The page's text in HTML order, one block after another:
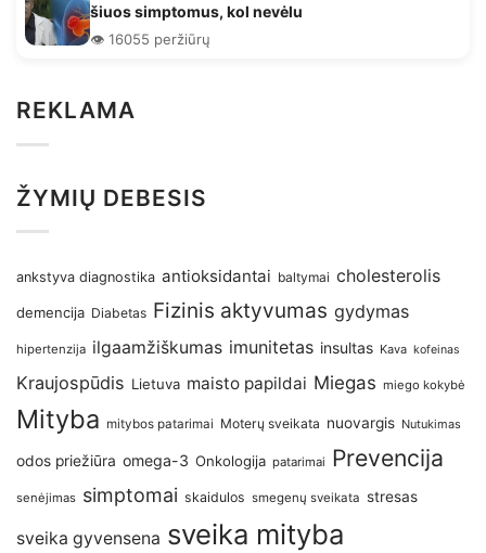
šiuos simptomus, kol nevėlu
👁️ 16055 peržiūrų
REKLAMA
ŽYMIŲ DEBESIS
ankstyva diagnostika antioksidantai baltymai cholesterolis
demencija Diabetas Fizinis aktyvumas gydymas
hipertenzija ilgaamžiškumas imunitetas insultas Kava kofeinas
Kraujospūdis Lietuva maisto papildai Miegas miego kokybė
Mityba mitybos patarimai Moterų sveikata nuovargis Nutukimas
odos priežiūra omega-3 Onkologija patarimai Prevencija
senėjimas simptomai skaidulos smegenų sveikata stresas
sveika gyvensena sveika mityba